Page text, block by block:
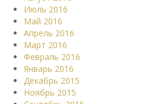
Июль 2016
Май 2016
Апрель 2016
Март 2016
Февраль 2016
Январь 2016
Декабрь 2015
Ноябрь 2015